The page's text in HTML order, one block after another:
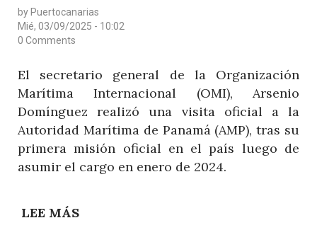
DÍA
by Puertocanarias
Mié, 03/09/2025 - 10:02
0 Comments
El secretario general de la Organización
Marítima Internacional (OMI), Arsenio
Domínguez realizó una visita oficial a la
Autoridad Marítima de Panamá (AMP), tras su
primera misión oficial en el país luego de
asumir el cargo en enero de 2024.
LEE MÁS